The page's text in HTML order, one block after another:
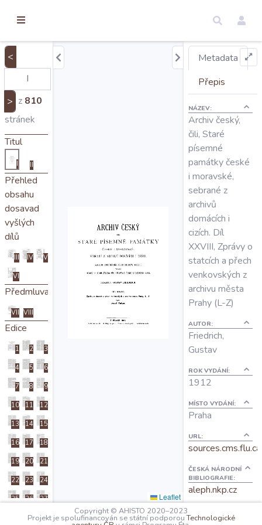
Úvod
Edice
Mapy
O projektu
Autoři
Nápověda
<
> z 810
stránek
Titul
I II
Přehled
obsahu
dosavad
vyšlých
dílů
III IV V
VI
Předmluva
VII VIII
Edice
1 2 3
4 5 6
7 8 9
10 11 12
13 14 15
16 17 18
19 20 21
22 23 24
25 26 27
29 30
Leaflet
Metadata
Přepis
NÁZEV:
Archiv český,
čili, Staré
písemné
památky české
i moravské,
sebrané z
archivů
domácích i
cizích. Díl
XXVIII, Zprávy o
statcích a přech
venkovských z
archivu města
Prahy (L-Z)
AUTOR:
Friedrich,
Gustav
ROK VYDÁNÍ:
1912
MÍSTO VYDÁNÍ:
Praha
URL:
ČESKÁ NÁRODNÍ
BIBLIOGRAFIE:
aleph.nkp.cz
CELKEM:
Copyright © AHISTO 2020–2023
Projekt je spolufinancován se státní podporouTechnologické